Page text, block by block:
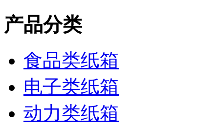
产品分类
食品类纸箱
电子类纸箱
动力类纸箱